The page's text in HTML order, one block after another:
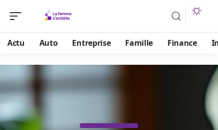
Actu Auto Entreprise Famille Finance